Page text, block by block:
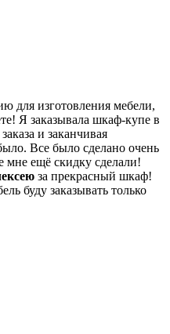
для изготовления мебели,
Я заказывала шкаф-купе в
и заканчивая
Все было сделано очень
мне ещё скидку сделали!
за прекрасный шкаф!
буду заказывать только